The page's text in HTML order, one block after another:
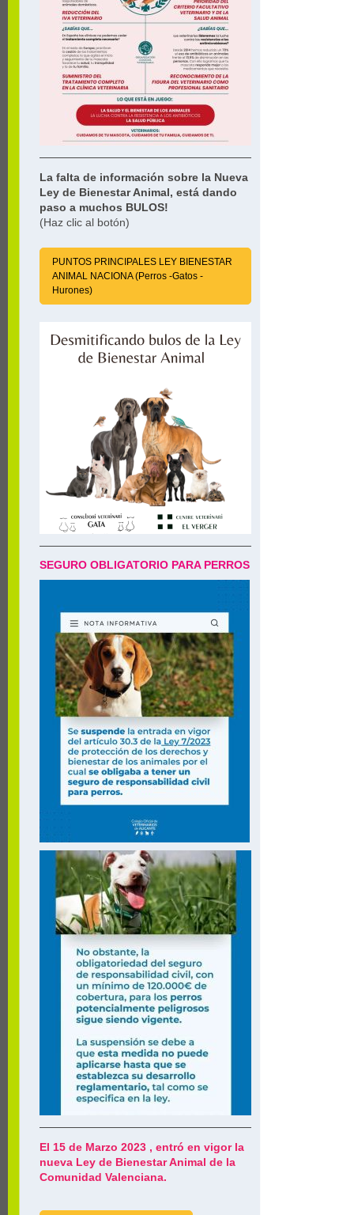
La falta de información sobre la Nueva
Ley de Bienestar Animal, está dando
paso a muchos BULOS!
(Haz clic al botón)
PUNTOS PRINCIPALES LEY BIENESTAR
ANIMAL NACIONA (Perros -Gatos -
Hurones)
SEGURO OBLIGATORIO PARA PERROS
El 15 de Marzo 2023 , entró en vigor la
nueva Ley de Bienestar Animal de la
Comunidad Valenciana.